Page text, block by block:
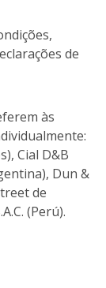
de
às
Cial D&B
Dun &
de
(Perú).